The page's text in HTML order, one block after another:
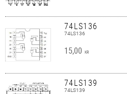
74LS136
74LS136
15,00 KR
74LS139
74LS139